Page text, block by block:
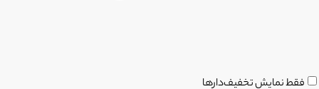
فقط نمایش تخفیف‌دارها